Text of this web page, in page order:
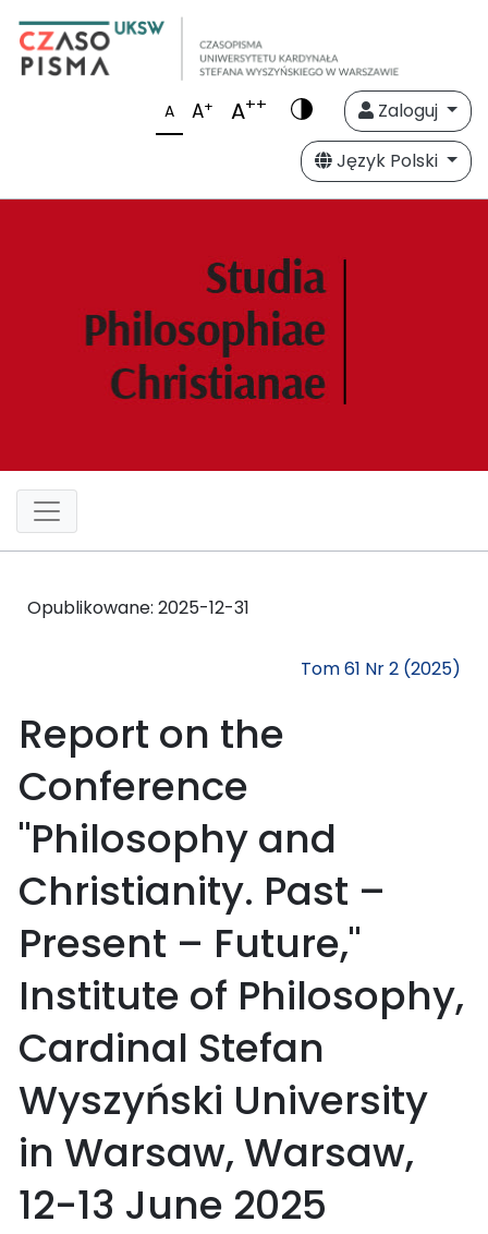
A A+ A++
Zaloguj
Język Polski
Opublikowane: 2025-12-31
Tom 61 Nr 2 (2025)
Report on the
Conference
"Philosophy and
Christianity. Past –
Present – Future,"
Institute of Philosophy,
Cardinal Stefan
Wyszyński University
in Warsaw, Warsaw,
12-13 June 2025